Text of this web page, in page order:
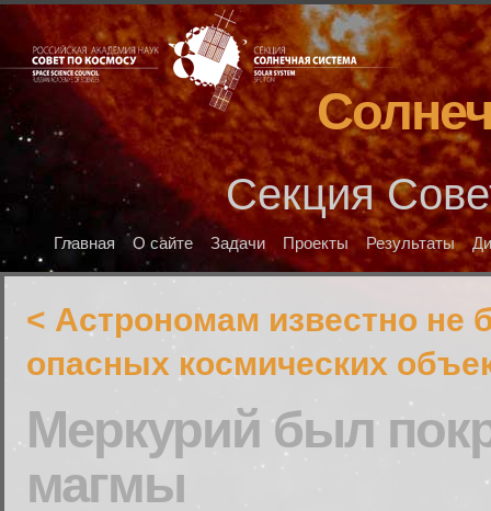
Секция
Главная О сайте Задачи Проекты Результаты
< Астрономам известно не
опасных космических
Меркурий был
магмы